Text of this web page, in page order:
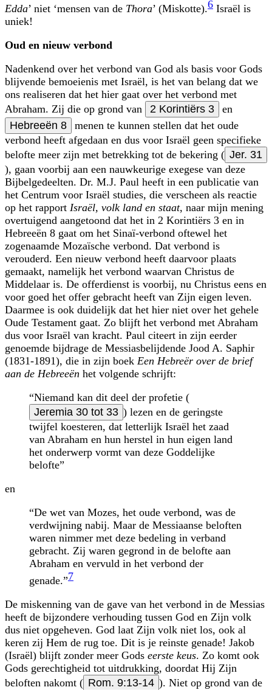
Edda’ niet ‘mensen van de Thora’ (Miskotte).6 Israël is
uniek!
Oud en nieuw verbond
Nadenkend over het verbond van God als basis voor Gods
blijvende bemoeienis met Israël, is het van belang dat we
ons realiseren dat het hier gaat over het verbond met
Abraham. Zij die op grond van
2 Korintiërs 3
en
Hebreeën 8
menen te kunnen stellen dat het oude
verbond heeft afgedaan en dus voor Israël geen specifieke
belofte meer zijn met betrekking tot de bekering ( Jer. 31
), gaan voorbij aan een nauwkeurige exegese van deze
Bijbelgedeelten. Dr. M.J. Paul heeft in een publicatie van
het Centrum voor Israël studies, die verscheen als reactie
op het rapport Israël, volk land en staat, naar mijn mening
overtuigend aangetoond dat het in 2 Korintiërs 3 en in
Hebreeën 8 gaat om het Sinaï-verbond oftewel het
zogenaamde Mozaïsche verbond. Dat verbond is
verouderd. Een nieuw verbond heeft daarvoor plaats
gemaakt, namelijk het verbond waarvan Christus de
Middelaar is. De offerdienst is voorbij, nu Christus eens en
voor goed het offer gebracht heeft van Zijn eigen leven.
Daarmee is ook duidelijk dat het hier niet over het gehele
Oude Testament gaat. Zo blijft het verbond met Abraham
dus voor Israël van kracht. Paul citeert in zijn eerder
genoemde bijdrage de Messias­belijdende Jood A. Saphir
(1831-1891), die in zijn boek Een Hebreër over de brief
aan de Hebreeën het volgende schrijft:
“Niemand kan dit deel der profetie (
Jeremia 30 tot 33 ) lezen en de geringste
twijfel koesteren, dat letterlijk Israël het zaad
van Abraham en hun herstel in hun eigen land
het onderwerp vormt van deze Goddelijke
belofte”
en
“De wet van Mozes, het oude verbond, was de
verdwijning nabij. Maar de Messiaanse beloften
waren nimmer met deze bedeling in verband
gebracht. Zij waren gegrond in de belofte aan
Abraham en vervuld in het verbond der
genade.”7
De miskenning van de gave van het verbond in de Messias
heeft de bijzondere verhouding tussen God en Zijn volk
dus niet opgeheven. God laat Zijn volk niet los, ook al
keren zij Hem de rug toe. Dit is je reinste genade! Jakob
(Israël) blijft zonder meer Gods eerste keus. Zo komt ook
Gods gerechtigheid tot uitdrukking, doordat Hij Zijn
beloften nakomt ( Rom. 9:13-14 ). Niet op grond van de